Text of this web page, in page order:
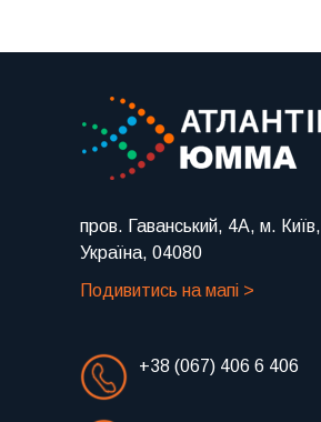
пров. Гаванський, 4А, м. Київ,
Україна, 04080
Подивитись на мапі >
+38 (067) 406 6 406